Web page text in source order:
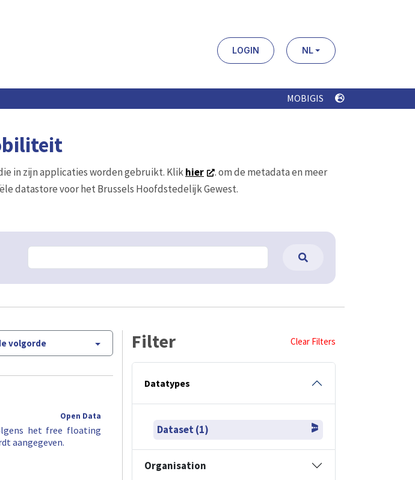
LOGIN NL
MOBIGIS
in zijn applicaties worden gebruikt. Klikhier
. om de metadata en meer
datastore voor het Brussels Hoofdstedelijk Gewest.
volgorde
Open Data
het free floating
aangegeven.
Filter Clear Filters
Datatypes
Dataset (1)
Organisation